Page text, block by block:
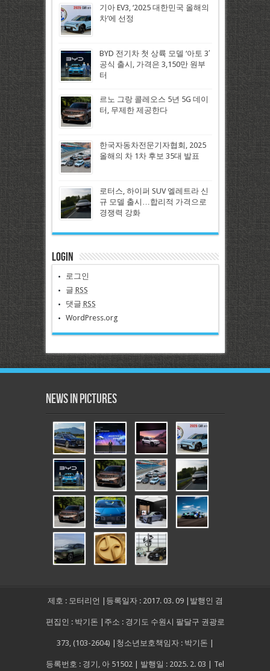
기아 EV3, ‘2025 대한민국 올해의
차’에 선정
BYD 전기차 첫 상륙 모델 ‘아토 3′
공식 출시, 가격은 3,150만 원부
터
르노 그랑 콜레오스 5년 5G 데이
터, 무제한 제공한다
한국자동차전문기자협회, 2025
올해의 차 1차 후보 35대 발표
로터스, 하이퍼 SUV 엘레트라 신
규 모델 출시…합리적 가격으로
경쟁력 강화
Login
로그인
글 RSS
댓글 RSS
WordPress.org
News in Pictures
제호 : 모터리언 |등록일자 : 2017. 03. 09 |발행인 겸
편집인 : 박기돈 |주소 : 경기도 수원시 팔달구 권광로
373, (103-2604) |청소년보호책임자 : 박기돈 |
등록번호 : 경기, 아 51502 | 발행일 : 2025. 2. 03 | Tel